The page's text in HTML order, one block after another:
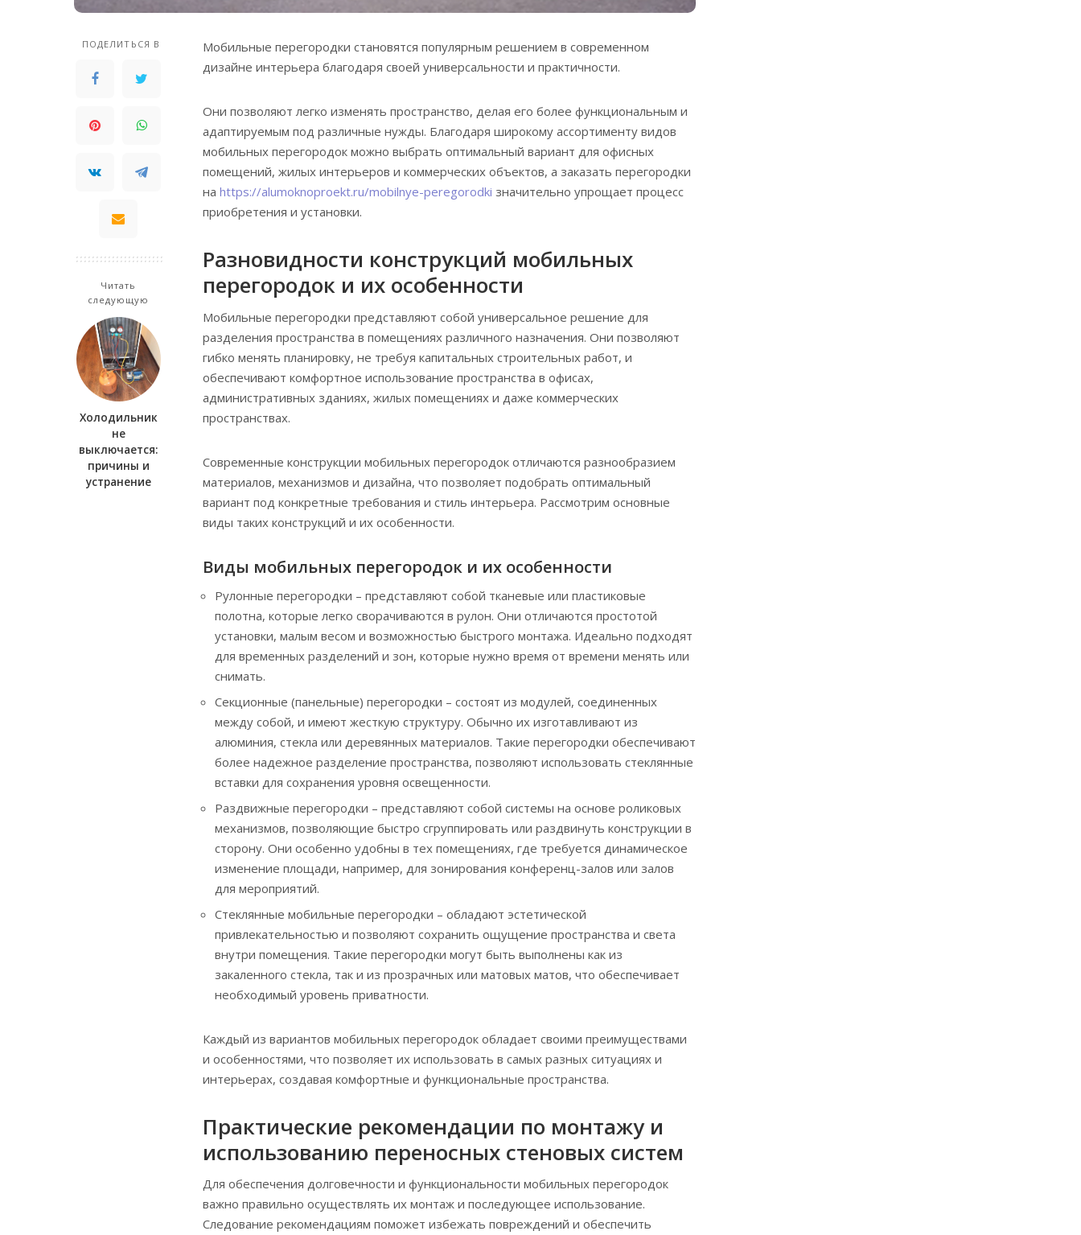
ПОДЕЛИТЬСЯ В
Читать
следующую
Холодильник
не
выключается:
причины и
устранение
Мобильные перегородки становятся популярным решением в современном
дизайне интерьера благодаря своей универсальности и практичности.
Они позволяют легко изменять пространство, делая его более функциональным и
адаптируемым под различные нужды. Благодаря широкому ассортименту видов
мобильных перегородок можно выбрать оптимальный вариант для офисных
помещений, жилых интерьеров и коммерческих объектов, а заказать перегородки
на https://alumoknoproekt.ru/mobilnye-peregorodki значительно упрощает процесс
приобретения и установки.
Разновидности конструкций мобильных
перегородок и их особенности
Мобильные перегородки представляют собой универсальное решение для
разделения пространства в помещениях различного назначения. Они позволяют
гибко менять планировку, не требуя капитальных строительных работ, и
обеспечивают комфортное использование пространства в офисах,
административных зданиях, жилых помещениях и даже коммерческих
пространствах.
Современные конструкции мобильных перегородок отличаются разнообразием
материалов, механизмов и дизайна, что позволяет подобрать оптимальный
вариант под конкретные требования и стиль интерьера. Рассмотрим основные
виды таких конструкций и их особенности.
Виды мобильных перегородок и их особенности
Рулонные перегородки – представляют собой тканевые или пластиковые
полотна, которые легко сворачиваются в рулон. Они отличаются простотой
установки, малым весом и возможностью быстрого монтажа. Идеально подходят
для временных разделений и зон, которые нужно время от времени менять или
снимать.
Секционные (панельные) перегородки – состоят из модулей, соединенных
между собой, и имеют жесткую структуру. Обычно их изготавливают из
алюминия, стекла или деревянных материалов. Такие перегородки обеспечивают
более надежное разделение пространства, позволяют использовать стеклянные
вставки для сохранения уровня освещенности.
Раздвижные перегородки – представляют собой системы на основе роликовых
механизмов, позволяющие быстро сгруппировать или раздвинуть конструкции в
сторону. Они особенно удобны в тех помещениях, где требуется динамическое
изменение площади, например, для зонирования конференц-залов или залов
для мероприятий.
Стеклянные мобильные перегородки – обладают эстетической
привлекательностью и позволяют сохранить ощущение пространства и света
внутри помещения. Такие перегородки могут быть выполнены как из
закаленного стекла, так и из прозрачных или матовых матов, что обеспечивает
необходимый уровень приватности.
Каждый из вариантов мобильных перегородок обладает своими преимуществами
и особенностями, что позволяет их использовать в самых разных ситуациях и
интерьерах, создавая комфортные и функциональные пространства.
Практические рекомендации по монтажу и
использованию переносных стеновых систем
Для обеспечения долговечности и функциональности мобильных перегородок
важно правильно осуществлять их монтаж и последующее использование.
Следование рекомендациям поможет избежать повреждений и обеспечить